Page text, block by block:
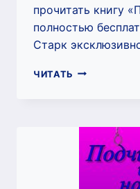
прочитать книгу
полностью
Старк
ЧИТАТЬ ПО
(КИССИЯ
СТАРК)